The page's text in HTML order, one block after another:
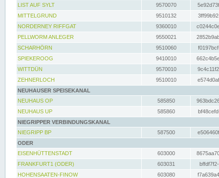
LIST AUF SYLT
9570070
MITTELGRUND
9510132
NORDERNEY RIFFGAT
9360010
PELLWORM ANLEGER
9550021
SCHARHÖRN
9510060
SPIEKEROOG
9410010
WITTDÜN
9570010
ZEHNERLOCH
9510010
NEUHAUSER SPEISEKANAL
NEUHAUS OP
585850
NEUHAUS UP
585860
NIEGRIPPER VERBINDUNGSKANAL
NIEGRIPP BP
587500
ODER
EISENHÜTTENSTADT
603000
FRANKFURT1 (ODER)
603031
HOHENSAATEN-FINOW
603080